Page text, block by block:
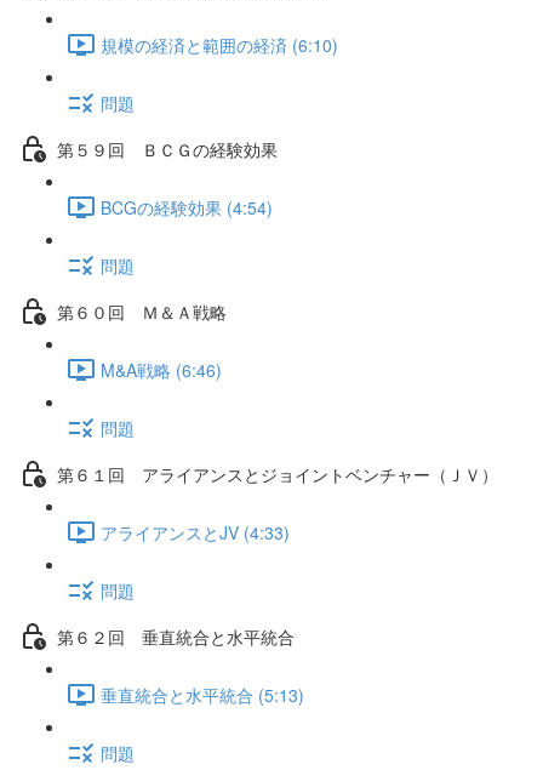
規模の経済と範囲の経済 (6:10)
問題
第５９回 ＢＣＧの経験効果
BCGの経験効果 (4:54)
問題
第６０回 Ｍ＆Ａ戦略
M&A戦略 (6:46)
問題
第６１回 アライアンスとジョイントベンチャー（ＪＶ）
アライアンスとJV (4:33)
問題
第６２回 垂直統合と水平統合
垂直統合と水平統合 (5:13)
問題